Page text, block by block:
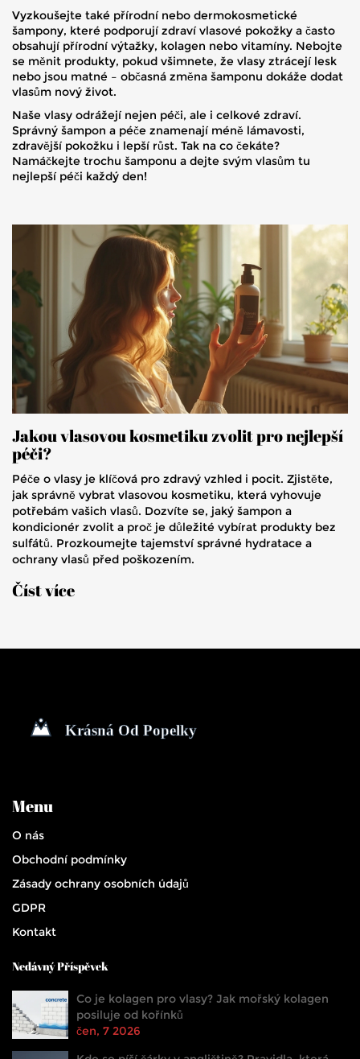
Vyzkoušejte také přírodní nebo dermokosmetické
šampony, které podporují zdraví vlasové pokožky a často
obsahují přírodní výtažky, kolagen nebo vitamíny. Nebojte
se měnit produkty, pokud všimnete, že vlasy ztrácejí lesk
nebo jsou matné – občasná změna šamponu dokáže dodat
vlasům nový život.
Naše vlasy odrážejí nejen péči, ale i celkové zdraví.
Správný šampon a péče znamenají méně lámavosti,
zdravější pokožku i lepší růst. Tak na co čekáte?
Namáčkejte trochu šamponu a dejte svým vlasům tu
nejlepší péči každý den!
Jakou vlasovou kosmetiku zvolit pro nejlepší
péči?
Péče o vlasy je klíčová pro zdravý vzhled i pocit. Zjistěte,
jak správně vybrat vlasovou kosmetiku, která vyhovuje
potřebám vašich vlasů. Dozvíte se, jaký šampon a
kondicionér zvolit a proč je důležité vybírat produkty bez
sulfátů. Prozkoumejte tajemství správné hydratace a
ochrany vlasů před poškozením.
Číst více
Menu
O nás
Obchodní podmínky
Zásady ochrany osobních údajů
GDPR
Kontakt
Nedávný Příspěvek
Co je kolagen pro vlasy? Jak mořský kolagen
posiluje od kořínků
čen, 7 2026